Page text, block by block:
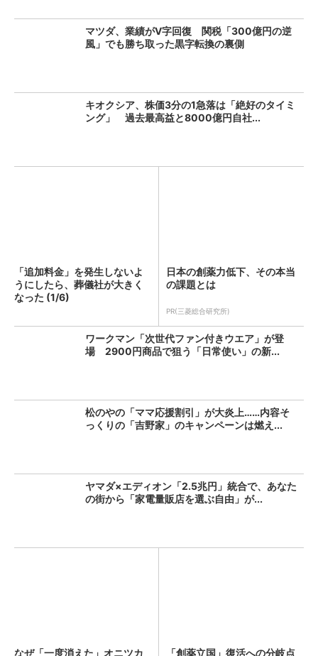
マツダ、業績がV字回復 関税「300億円の逆
風」でも勝ち取った黒字転換の裏側
キオクシア、株価3分の1急落は「絶好のタイミ
ング」 過去最高益と8000億円自社...
「追加料金」を発生しないよ
うにしたら、葬儀社が大きく
なった (1/6)
日本の創薬力低下、その本当
の課題とは
PR(三菱総合研究所)
ワークマン「次世代ファン付きウエア」が登
場 2900円商品で狙う「日常使い」の新...
松のやの「ママ応援割引」が大炎上……内容そ
っくりの「吉野家」のキャンペーンは燃え...
ヤマダ×エディオン「2.5兆円」統合で、あなた
の街から「家電量販店を選ぶ自由」が...
なぜ「一度消えた」オニツカ
「創薬立国」復活への分岐点